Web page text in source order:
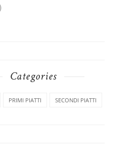
Categories
PRIMI PIATTI SECONDI PIATTI